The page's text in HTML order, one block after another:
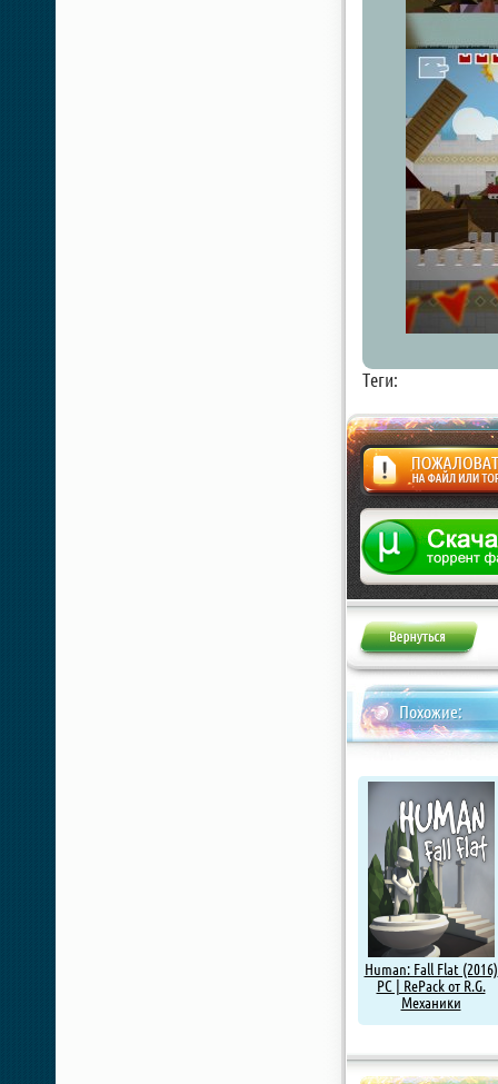
Теги:
Жалоба
Похожие:
Human: Fall Flat (2016)
PC | RePack от R.G.
Механики